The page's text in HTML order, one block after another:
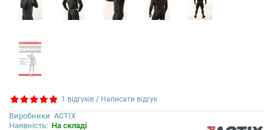
1 відгуків / Написати відгук
Виробники ACTIX
Наявність: На складі